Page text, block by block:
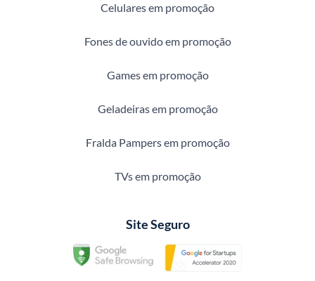
Celulares em promoção
Fones de ouvido em promoção
Games em promoção
Geladeiras em promoção
Fralda Pampers em promoção
TVs em promoção
Site Seguro